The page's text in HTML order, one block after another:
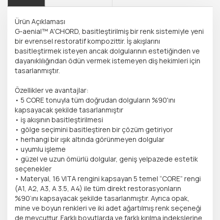
Ürün Açıklaması
G-aenial™ A'CHORD, basitleştirilmiş bir renk sistemiyle yeni
bir evrensel restoratif kompozittir. İş akışlarını
basitleştirmek isteyen ancak dolgularının estetiğinden ve
dayanıklılığından ödün vermek istemeyen diş hekimleri için
tasarlanmıştır.
Özellikler ve avantajlar:
• 5 CORE tonuyla tüm doğrudan dolguların %90'ını
kapsayacak şekilde tasarlanmıştır
• iş akışının basitleştirilmesi
• gölge seçimini basitleştiren bir çözüm getiriyor
• herhangi bir ışık altında görünmeyen dolgular
• uyumlu işleme
• güzel ve uzun ömürlü dolgular, geniş yelpazede estetik
seçenekler
• Materyal, 16 VITA rengini kapsayan 5 temel “CORE” rengi
(A1, A2, A3, A 3.5, A4) ile tüm direkt restorasyonların
%90’ını kapsayacak şekilde tasarlanmıştır. Ayrıca opak,
mine ve boyun renkleri ve iki adet ağartılmış renk seçeneği
de mevcuttur. Farklı boyutlarda ve farklı kırılma indekslerine